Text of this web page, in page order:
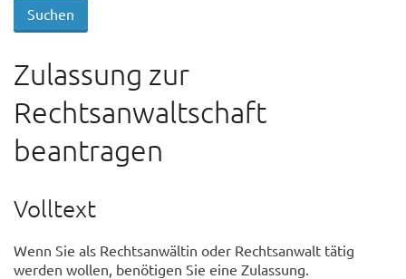
Zulassung zur
Rechtsanwaltschaft
beantragen
Volltext
Wenn Sie als Rechtsanwältin oder Rechtsanwalt tätig
werden wollen, benötigen Sie eine Zulassung.